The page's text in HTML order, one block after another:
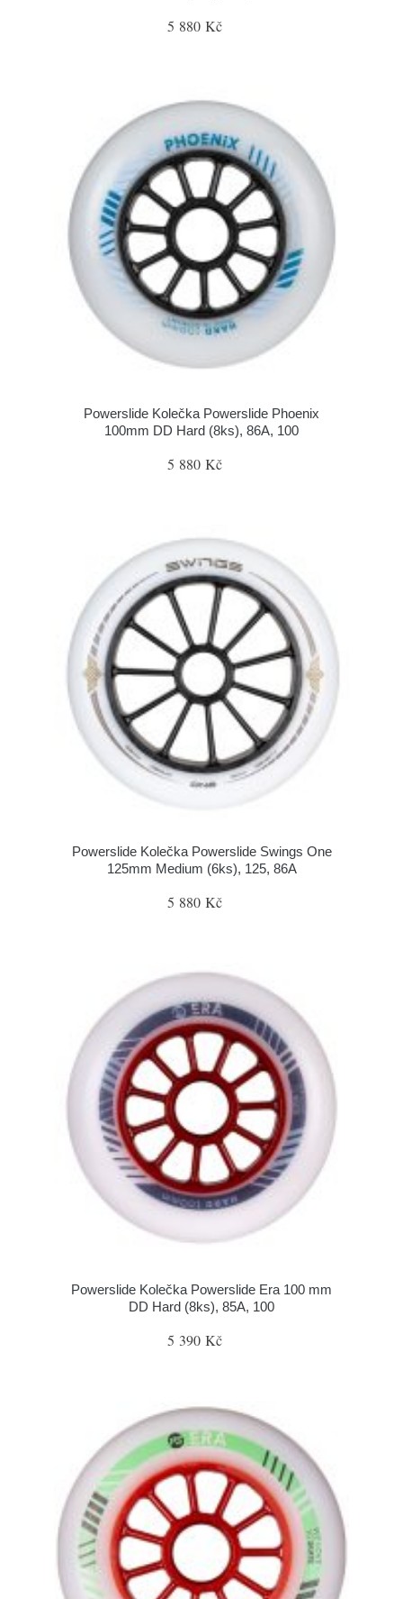
5 880 Kč
Powerslide Kolečka Powerslide Phoenix
100mm DD Hard (8ks), 86A, 100
5 880 Kč
Powerslide Kolečka Powerslide Swings One
125mm Medium (6ks), 125, 86A
5 880 Kč
Powerslide Kolečka Powerslide Era 100 mm
DD Hard (8ks), 85A, 100
5 390 Kč